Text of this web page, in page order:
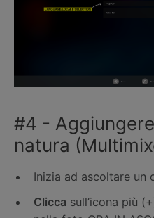
#4 -
natura
Inizia ad ascoltare un
Clicca sull’icona più